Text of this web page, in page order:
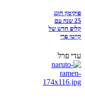
פוקימון חוגג
25 שנה עם
קליפ חדש של
קייטי פרי
עדי פרל